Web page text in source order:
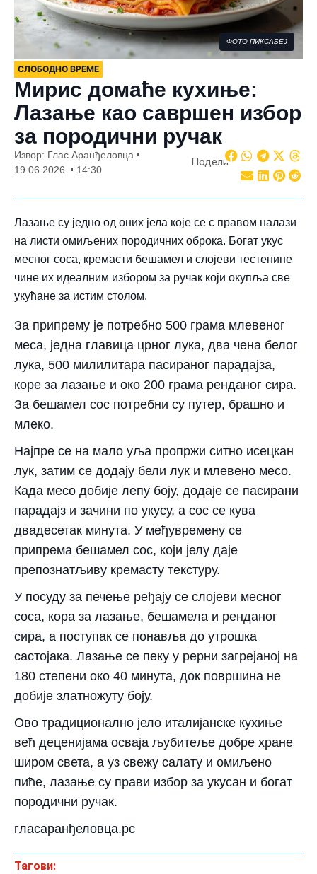
ФОТО ПИКСАБЕЈ
СЛОБОДНО ВРЕМЕ
Мирис домаће кухиње:
Лазање као савршен избор
за породични ручак
Извор: Глас Аранђеловца
19.06.2026.
14:30
Подели:
Лазање су једно од оних јела које се с правом налази
на листи омиљених породичних оброка. Богат укус
месног соса, кремасти бешамел и слојеви тестенине
чине их идеалним избором за ручак који окупља све
укућане за истим столом.
За припрему је потребно 500 грама млевеног
меса, једна главица црног лука, два чена белог
лука, 500 милилитара пасираног парадајза,
коре за лазање и око 200 грама ренданог сира.
За бешамел сос потребни су путер, брашно и
млеко.
Најпре се на мало уља пропржи ситно исецкан
лук, затим се додају бели лук и млевено месо.
Када месо добије лепу боју, додаје се пасирани
парадајз и зачини по укусу, а сос се кува
двадесетак минута. У међувремену се
припрема бешамел сос, који јелу даје
препознатљиву кремасту текстуру.
У посуду за печење ређају се слојеви месног
соса, кора за лазање, бешамела и ренданог
сира, а поступак се понавља до утрошка
састојака. Лазање се пеку у рерни загрејаној на
180 степени око 40 минута, док површина не
добије златножуту боју.
Ово традиционално јело италијанске кухиње
већ деценијама осваја љубитеље добре хране
широм света, а уз свежу салату и омиљено
пиће, лазање су прави избор за укусан и богат
породични ручак.
гласаранђеловца.рс
Тагови: